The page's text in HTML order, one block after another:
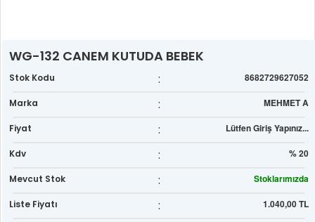
WG-132 CANEM KUTUDA BEBEK
Stok Kodu : 8682729627052
Marka : MEHMET A
Fiyat : Lütfen Giriş Yapınız...
Kdv : % 20
Mevcut Stok : Stoklarımızda
Liste Fiyatı : 1.040,00 TL